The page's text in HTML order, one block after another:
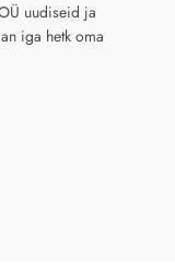
uudiseid ja
iga hetk oma